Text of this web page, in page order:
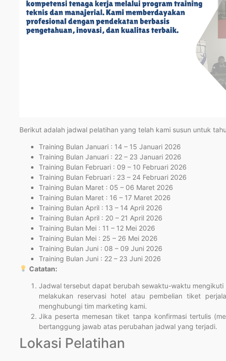
Berikut adalah jadwal pelatihan yang telah kami susun untuk
Training Bulan Januari : 14 – 15 Januari 2026
Training Bulan Januari : 22 – 23 Januari 2026
Training Bulan Februari : 09 – 10 Februari 2026
Training Bulan Februari : 23 – 24 Februari 2026
Training Bulan Maret : 05 – 06 Maret 2026
Training Bulan Maret : 16 – 17 Maret 2026
Training Bulan April : 13 – 14 April 2026
Training Bulan April : 20 – 21 April 2026
Training Bulan Mei : 11 – 12 Mei 2026
Training Bulan Mei : 25 – 26 Mei 2026
Training Bulan Juni : 08 – 09 Juni 2026
Training Bulan Juni : 22 – 23 Juni 2026
Catatan:
Jadwal tersebut dapat berubah sewaktu-waktu
melakukan reservasi hotel atau pembelian tiket
menghubungi tim marketing kami.
Jika peserta memesan tiket tanpa konfirmasi tertulis
bertanggung jawab atas perubahan jadwal yang terjadi.
Lokasi Pelatihan